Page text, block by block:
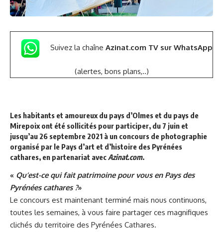
Suivez la chaîne Azinat.com TV sur WhatsApp
(alertes, bons plans,..)
Les habitants et amoureux du pays d’Olmes et du pays de
Mirepoix ont été sollicités pour participer, du 7 juin et
jusqu’au 26 septembre 2021 à un concours de photographie
organisé par le Pays d’art et d’histoire des Pyrénées
cathares, en partenariat avecAzinat.com.
« Qu’est-ce qui fait patrimoine pour vous en Pays des
Pyrénées cathares ?»
Le concours est maintenant terminé mais nous continuons,
toutes les semaines, à vous faire partager ces magnifiques
clichés du territoire des Pyrénées Cathares.